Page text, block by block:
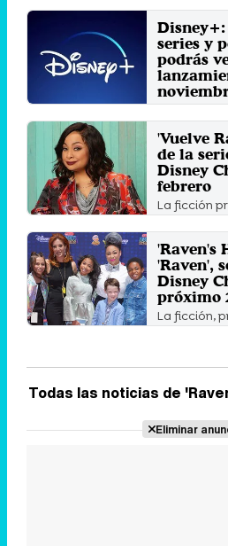
Disney+:
series y
podrás
noviembre
ya se ha
Sábado 27
'Vuelve
de la
Disney
febrero
La ficción
Raven-
con
Jueves 15
'Raven's
'Raven',
Disney
próximo
La ficción,
Raven
Todas las noticias de
Eliminar